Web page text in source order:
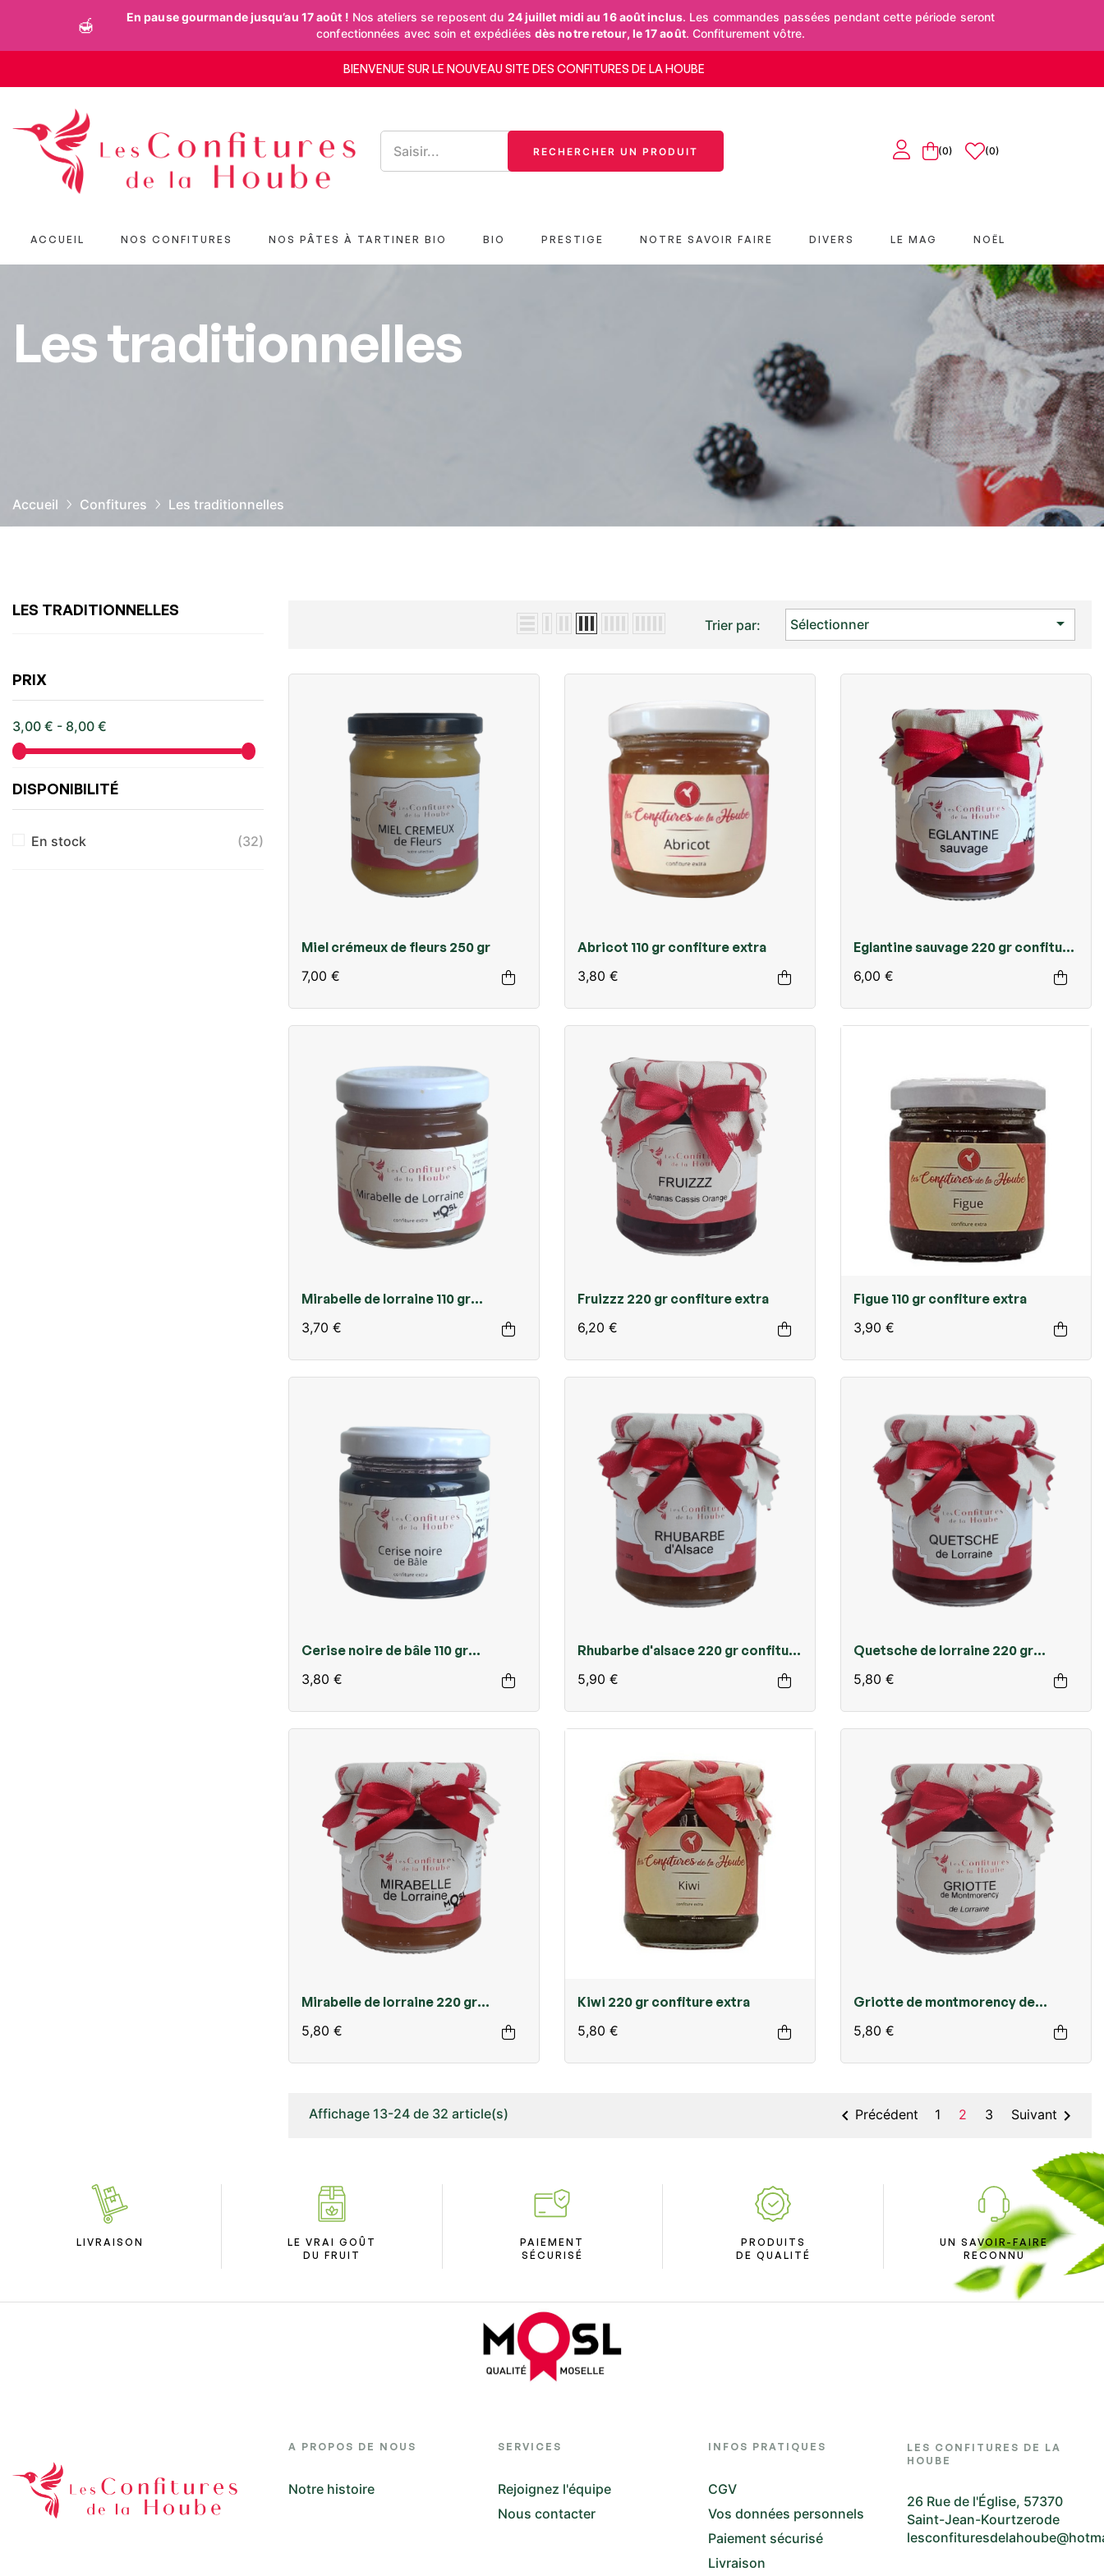
🍯 En pause gourmande jusqu’au 17 août ! Nos ateliers se reposent du 24 juillet midi au 16 août inclus. Les commandes passées pendant cette période seront
confectionnées avec soin et expédiées dès notre retour, le 17 août. Confiturement vôtre.
BIENVENUE SUR LE NOUVEAU SITE DES CONFITURES DE LA HOUBE
RECHERCHER UN PRODUIT (0) 0
ACCUEIL NOS CONFITURES NOS PÂTES À TARTINER BIO BIO PRESTIGE NOTRE SAVOIR FAIRE DIVERS LE MAG NOËL
Les traditionnelles
Accueil Confitures Les traditionnelles
LES TRADITIONNELLES
PRIX
3,00 € - 8,00 €
DISPONIBILITÉ
En stock (32)
Trier par: Sélectionner 
Miel crémeux de fleurs 250 gr
7,00 €
Abricot 110 gr confiture extra
3,80 €
Eglantine sauvage 220 gr confiture
6,00 €
Mirabelle de lorraine 110 gr
3,70 €
Fruizzz 220 gr confiture extra
6,20 €
Figue 110 gr confiture extra
3,90 €
Cerise noire de bâle 110 gr
3,80 €
Rhubarbe d'alsace 220 gr confiture
5,90 €
Quetsche de lorraine 220 gr
5,80 €
Mirabelle de lorraine 220 gr
5,80 €
Kiwi 220 gr confiture extra
5,80 €
Griotte de montmorency de
5,80 €
Affichage 13-24 de 32 article(s)  Précédent 1 2 3 Suivant 
LIVRAISON
LE VRAI GOÛT
DU FRUIT
PAIEMENT
SÉCURISÉ
PRODUITS
DE QUALITÉ
UN SAVOIR-FAIRE
RECONNU
A PROPOS DE NOUS
Notre histoire
SERVICES
Rejoignez l'équipe
Nous contacter
INFOS PRATIQUES
CGV
Vos données personnels
Paiement sécurisé
Livraison
LES CONFITURES DE LA
HOUBE
26 Rue de l'Église, 57370
Saint-Jean-Kourtzerode